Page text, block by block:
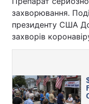
захворювання.
президенту США
захворів